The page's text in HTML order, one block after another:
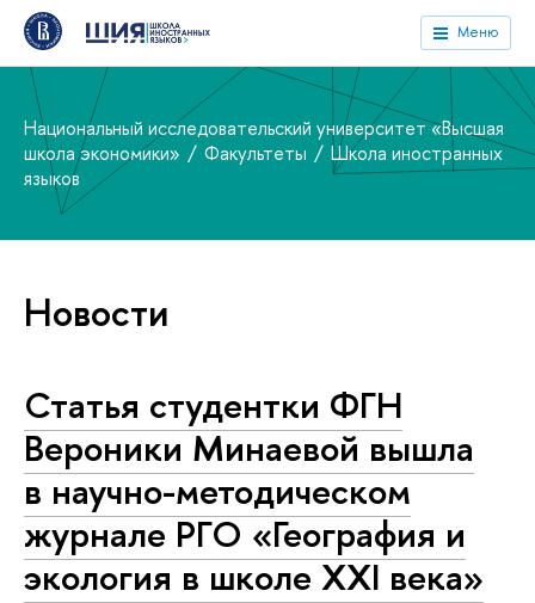
Меню
Национальный исследовательский университет «Высшая
школа экономики»
Факультеты
Школа иностранных
языков
Новости
Статья студентки ФГН
Вероники Минаевой вышла
в научно-методическом
журнале РГО «География и
экология в школе XXI века»